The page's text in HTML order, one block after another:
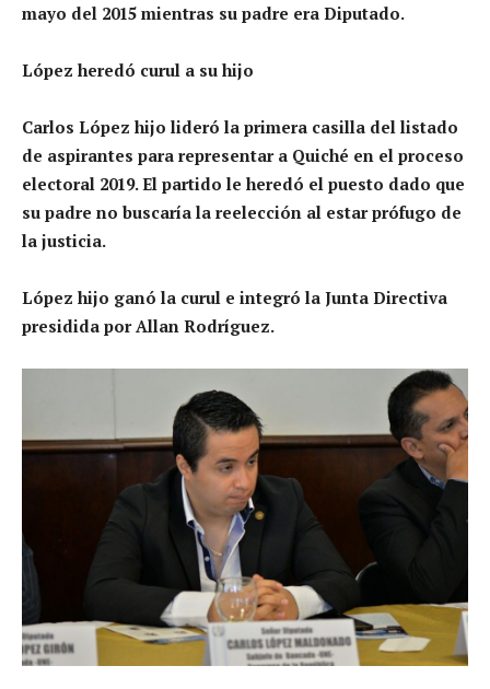
mayo del 2015 mientras su padre era Diputado.
López heredó curul a su hijo
Carlos López hijo lideró la primera casilla del listado
de aspirantes para representar a Quiché en el proceso
electoral 2019. El partido le heredó el puesto dado que
su padre no buscaría la reelección al estar prófugo de
la justicia.
López hijo ganó la curul e integró la Junta Directiva
presidida por Allan Rodríguez.